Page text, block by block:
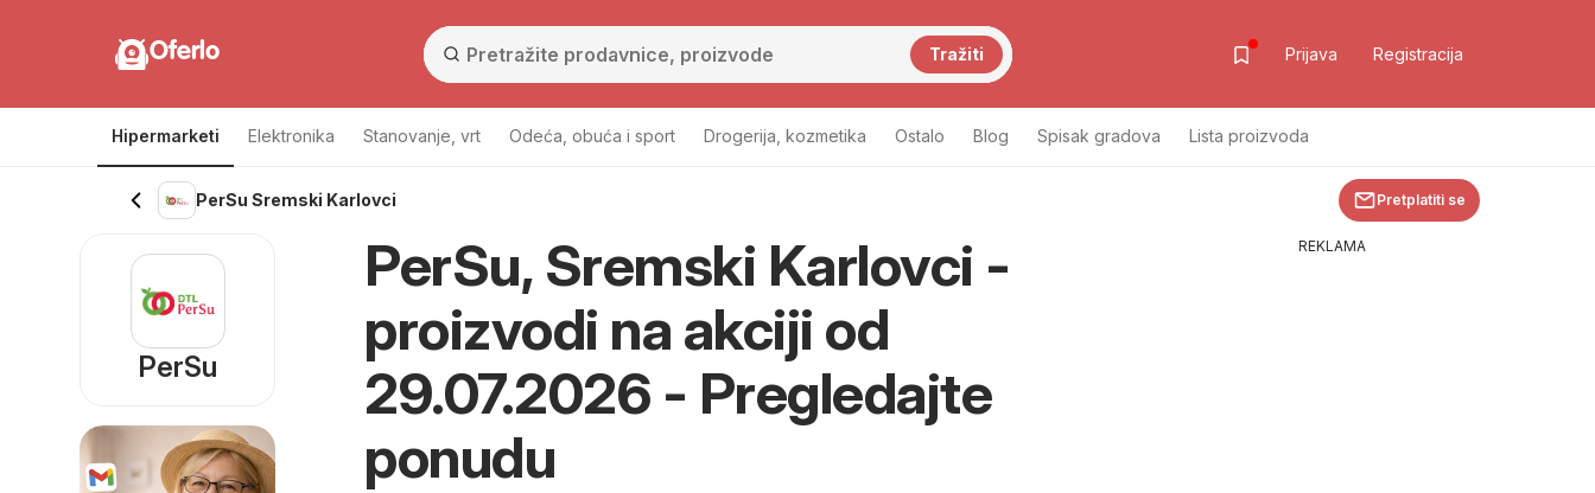
Oferlo Tražiti Prijava Registracija
Hipermarketi Elektronika Stanovanje, vrt Odeća, obuća i sport Drogerija, kozmetika Ostalo Blog Spisak gradova Lista proizvoda
PerSu Sremski Karlovci Pretplatiti se
PerSu, Sremski Karlovci -
proizvodi na akciji od
29.07.2026 - Pregledajte
ponudu
PerSu
REKLAMA